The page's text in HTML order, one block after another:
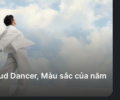
Dancer, Màu sắc của năm